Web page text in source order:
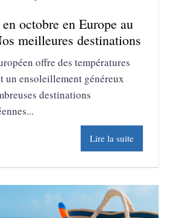
octobre en Europe au
meilleures destinations
offre des températures
un ensoleillement généreux
destinations
Lire la suite